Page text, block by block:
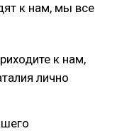
к нам, мы все
к нам,
лично